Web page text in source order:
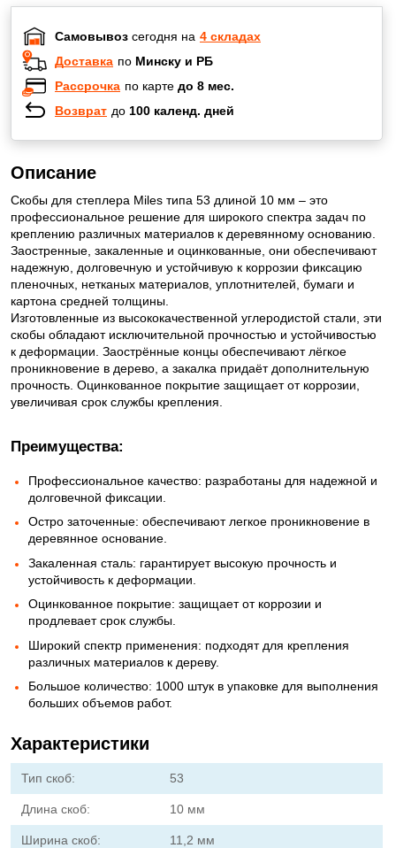
Самовывоз сегодня на 4 складах
Доставка по Минску и РБ
Рассрочка по карте до 8 мес.
Возврат до 100 календ. дней
Описание
Скобы для степлера Miles типа 53 длиной 10 мм – это
профессиональное решение для широкого спектра задач по
креплению различных материалов к деревянному основанию.
Заостренные, закаленные и оцинкованные, они обеспечивают
надежную, долговечную и устойчивую к коррозии фиксацию
пленочных, нетканых материалов, уплотнителей, бумаги и
картона средней толщины.
Изготовленные из высококачественной углеродистой стали, эти
скобы обладают исключительной прочностью и устойчивостью
к деформации. Заострённые концы обеспечивают лёгкое
проникновение в дерево, а закалка придаёт дополнительную
прочность. Оцинкованное покрытие защищает от коррозии,
увеличивая срок службы крепления.
Преимущества:
Профессиональное качество: разработаны для надежной и
долговечной фиксации.
Остро заточенные: обеспечивают легкое проникновение в
деревянное основание.
Закаленная сталь: гарантирует высокую прочность и
устойчивость к деформации.
Оцинкованное покрытие: защищает от коррозии и
продлевает срок службы.
Широкий спектр применения: подходят для крепления
различных материалов к дереву.
Большое количество: 1000 штук в упаковке для выполнения
больших объемов работ.
Характеристики
Тип скоб: 53
Длина скоб: 10 мм
Ширина скоб: 11,2 мм